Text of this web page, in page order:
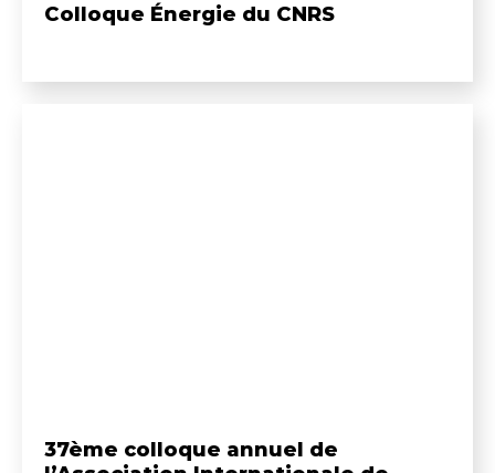
Colloque Énergie du CNRS
37ème colloque annuel de